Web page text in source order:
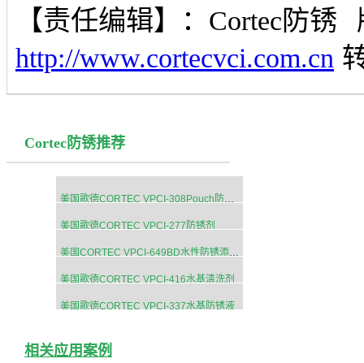
【责任编辑】： Cortec防锈
http://www.cortecvci.com.cn
Cortec防锈推荐
美国歌德CORTEC VPCI-308Pouch防锈粉末
美国歌德CORTEC VPCI-277防锈剂
美国CORTEC VPCI-649BD水性防锈添加剂
美国歌德CORTEC VPCI-416水基清洗剂
美国歌德CORTEC VPCI-337水基防锈液
相关应用案例